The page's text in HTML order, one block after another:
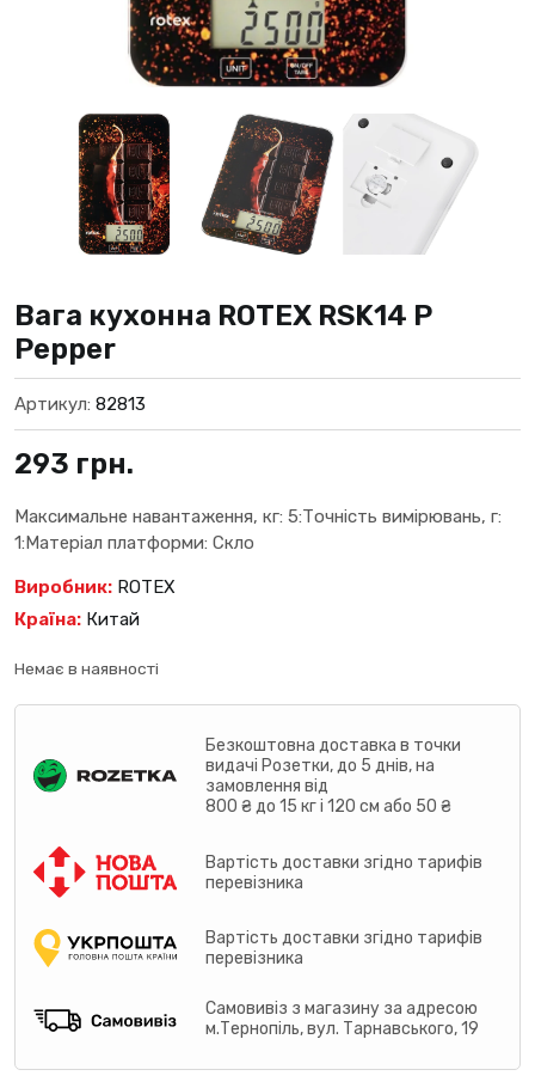
Вага кухонна ROTEX RSK14 P
Pepper
Артикул: 82813
293 грн.
Максимальне навантаження, кг: 5:Точність вимірювань, г:
1:Матеріал платформи: Скло
Виробник: ROTEX
Країна: Китай
Немає в наявності
Безкоштовна доставка в точки
видачі Розетки, до 5 днів, на
замовлення від
800 ₴ до 15 кг і 120 см або 50 ₴
Вартість доставки згідно тарифів
перевізника
Вартість доставки згідно тарифів
перевізника
Самовивіз з магазину за адресою
м.Тернопіль, вул. Тарнавського, 19